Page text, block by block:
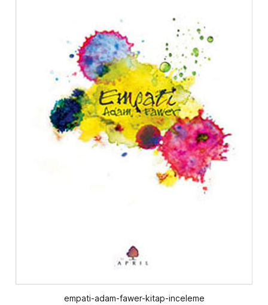
empati-adam-fawer-kitap-inceleme